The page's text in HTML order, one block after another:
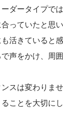
ダータイプで
っていたと思
活きていると
声をかけ、周
スは変わりま
ことを大切に